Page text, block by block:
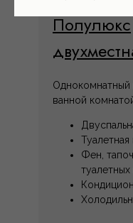
Полулюкс
Однокомнатный
ванной
Фен,